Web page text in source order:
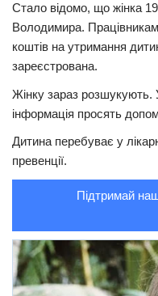
Суспільство
Культура
#Війна
Стало відомо, що жінка
Володимира.
коштів на утримання
зареєстрована.
Жінку зараз розшукують.
інформація просять
Дитина перебуває у
превенції.
Підтримай